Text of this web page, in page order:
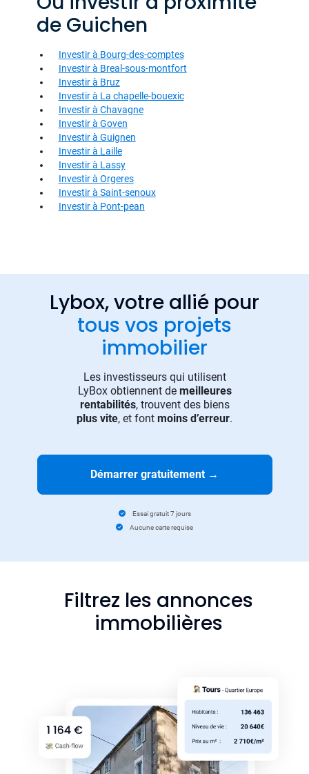
de Guichen
Investir à Bourg-des-comptes
Investir à Breal-sous-montfort
Investir à Bruz
Investir à La chapelle-bouexic
Investir à Chavagne
Investir à Goven
Investir à Guignen
Investir à Laille
Investir à Lassy
Investir à Orgeres
Investir à Saint-senoux
Investir à Pont-pean
Lybox, votre allié pour
tous vos projets
immobilier
Les investisseurs qui utilisent
LyBox obtiennent de meilleures
rentabilités, trouvent des biens
plus vite, et font moins d’erreur.
Démarrer gratuitement →
Essai gratuit 7 jours
Aucune carte requise
Filtrez les annonces
immobilières